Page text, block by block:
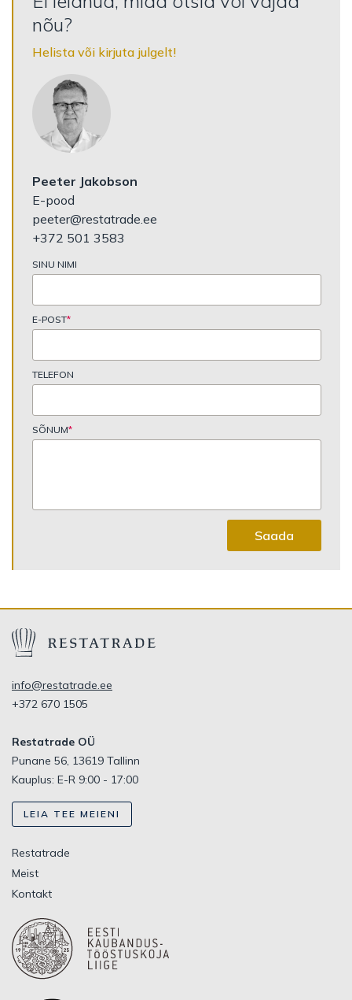
nõu?
Helista või kirjuta julgelt!
Peeter Jakobson
E-pood
peeter@restatrade.ee
+372 501 3583
SINU NIMI
E-POST*
TELEFON
SÕNUM*
Saada
info@restatrade.ee
+372 670 1505
Restatrade OÜ
Punane 56, 13619 Tallinn
Kauplus: E-R 9:00 - 17:00
LEIA TEE MEIENI
Restatrade
Meist
Kontakt